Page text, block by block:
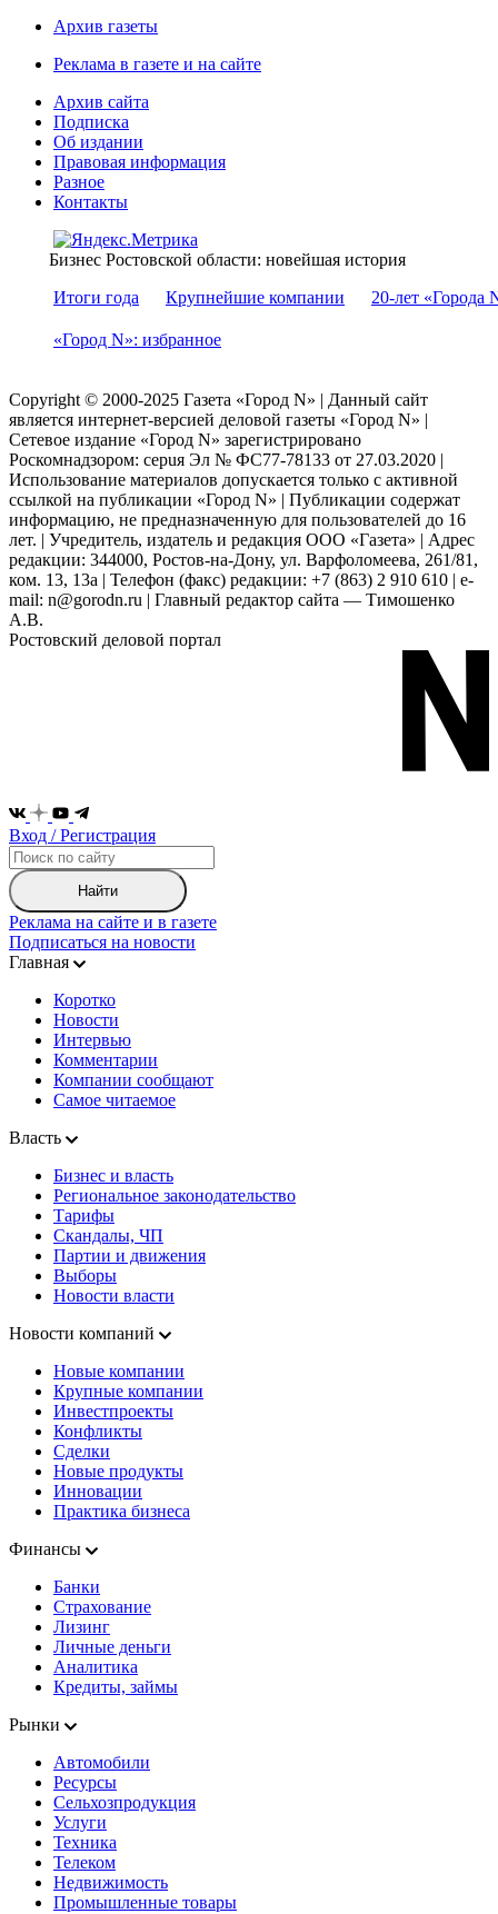
Архив газеты
Реклама в газете и на сайте
Архив сайта
Подписка
Об издании
Правовая информация
Разное
Контакты
Бизнес Ростовской области: новейшая история
Итоги года
Крупнейшие компании 20-лет «Города
«Город N»: избранное
Copyright © 2000-2025 Газета «Город N» | Данный сайт
является интернет-версией деловой газеты «Город N» |
Сетевое издание «Город N» зарегистрировано
Роскомнадзором: серuя Эл № ФС77-78133 от 27.03.2020 |
Использование материалов допускается только с активной
ссылкой на публикации «Город N» | Публикации содержат
информацию, не предназначенную для пользователей до 16
лет. | Учредитель, издатель и редакция ООО «Газета» | Адрес
редакции: 344000, Ростов-на-Дону, ул. Варфоломеева, 261/81,
ком. 13, 13а | Телефон (факс) редакции: +7 (863) 2 910 610 | e-
mail: n@gorodn.ru | Главный редактор сайта — Тимошенко
А.В.
Ростовский деловой портал
Вход / Регистрация
Найти
Реклама на сайте и в газете
Подписаться на новости
Главная
Коротко
Новости
Интервью
Комментарии
Компании сообщают
Самое читаемое
Власть
Бизнес и власть
Региональное законодательство
Тарифы
Скандалы, ЧП
Партии и движения
Выборы
Новости власти
Новости компаний
Новые компании
Крупные компании
Инвестпроекты
Конфликты
Сделки
Новые продукты
Инновации
Практика бизнеса
Финансы
Банки
Страхование
Лизинг
Личные деньги
Аналитика
Кредиты, займы
Рынки
Автомобили
Ресурсы
Сельхозпродукция
Услуги
Техника
Телеком
Недвижимость
Промышленные товары